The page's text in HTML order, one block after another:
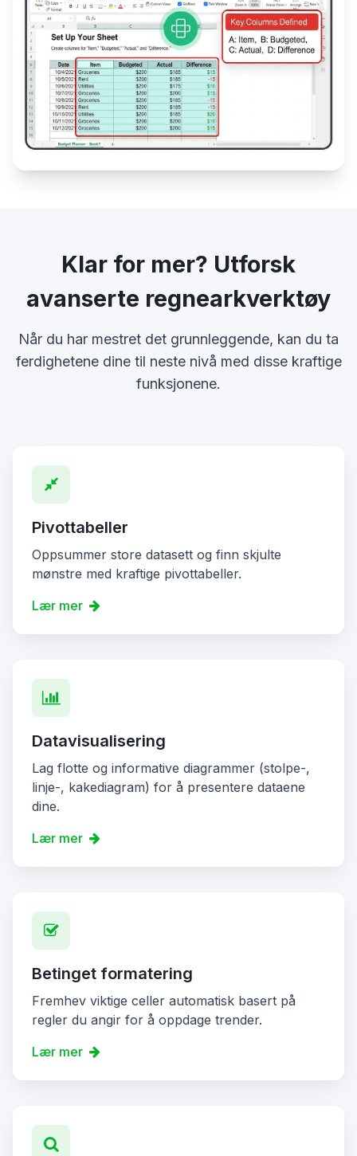
Klar for mer? Utforsk
avanserte regnearkverktøy
Når du har mestret det grunnleggende, kan du ta
ferdighetene dine til neste nivå med disse kraftige
funksjonene.
Pivottabeller
Oppsummer store datasett og finn skjulte
mønstre med kraftige pivottabeller.
Lær mer
Datavisualisering
Lag flotte og informative diagrammer (stolpe-,
linje-, kakediagram) for å presentere dataene
dine.
Lær mer
Betinget formatering
Fremhev viktige celler automatisk basert på
regler du angir for å oppdage trender.
Lær mer